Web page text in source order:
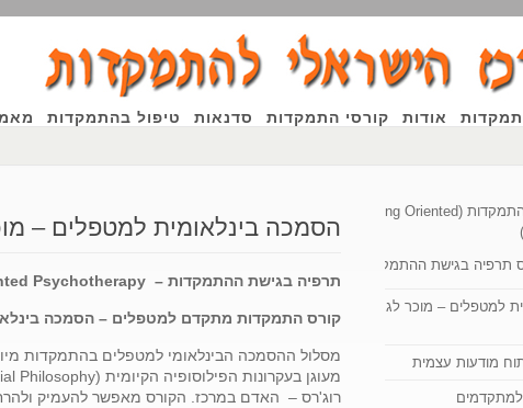
אודות קורסי התמקדות סדנאות טיפול בהתמקדות
הסמכה בינלאומית למטפלים –
תרפיה בגישת ההתמקדות – Focusing Psychotherapy
קורס התמקדות מתקדם למטפלים – הסמכה
מסלול ההסמכה הבינלאומי למטפלים בהתמקדות
רוג'רס – האדם במרכז. הקורס מאפשר להעמיק
תרפיה בגישת ההתמקדות (Focusing Oriented
תרפיה בגישת ההתמקדות
למטפלים – מוכר לגמול
מודעות עצמית